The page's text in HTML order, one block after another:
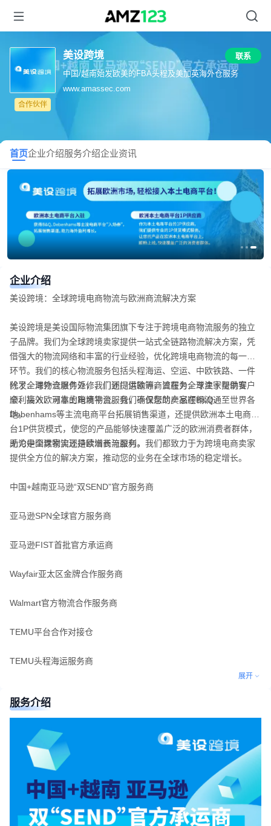
合作伙伴
美设跨境
联系
中国/越南始发欧美的FBA头程及美加英海外仓服务
www.amassec.com
首页企业介绍服务介绍企业资讯
企业介绍
美设跨境：全球跨境电商物流与欧洲商流解决方案
美设跨境是美设国际物流集团旗下专注于跨境电商物流服务的独立
子品牌。我们为全球跨境卖家提供一站式全链路物流解决方案，凭
借强大的物流网络和丰富的行业经验，优化跨境电商物流的每一个
环节。我们的核心物流服务包括头程海运、空运、中欧铁路、一件
代发、海外仓退件返修、门到门运输等，旨在为全球卖家提供安
全、高效、可靠的跨境物流服务，确保您的产品顺畅流通至世界各
地。
除了全球物流服务外，我们还提供欧洲商流服务，专注于帮助客户
顺利接入欧洲本土电商平台。我们不仅帮助卖家在B&Q、
Debenhams等主流电商平台拓展销售渠道，还提供欧洲本土电商平
台1P供货模式，使您的产品能够快速覆盖广泛的欧洲消费者群体，
助力中国卖家实现持续增长与盈利。
无论是全球物流还是欧洲商流服务，我们都致力于为跨境电商卖家
提供全方位的解决方案，推动您的业务在全球市场的稳定增长。
中国+越南亚马逊“双SEND”官方服务商
亚马逊SPN全球官方服务商
亚马逊FIST首批官方承运商
Wayfair亚太区金牌合作服务商
Walmart官方物流合作服务商
TEMU平台合作对接仓
TEMU头程海运服务商
展开
服务介绍